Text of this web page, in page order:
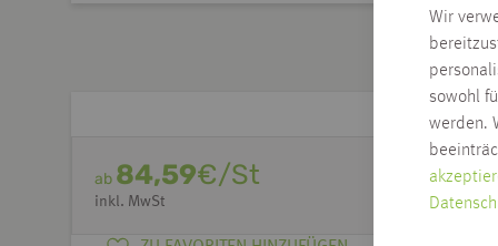
Wir
sowohl
werden.
ab 84,59€/St
inkl. MwSt